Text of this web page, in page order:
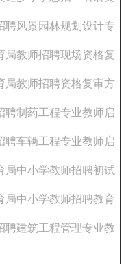
聘风景园林规划设计专
局教师招聘现场资格复
局教师招聘资格复审方
聘制药工程专业教师启
聘车辆工程专业教师启
局中小学教师招聘初试
局中小学教师招聘教育
聘建筑工程管理专业教